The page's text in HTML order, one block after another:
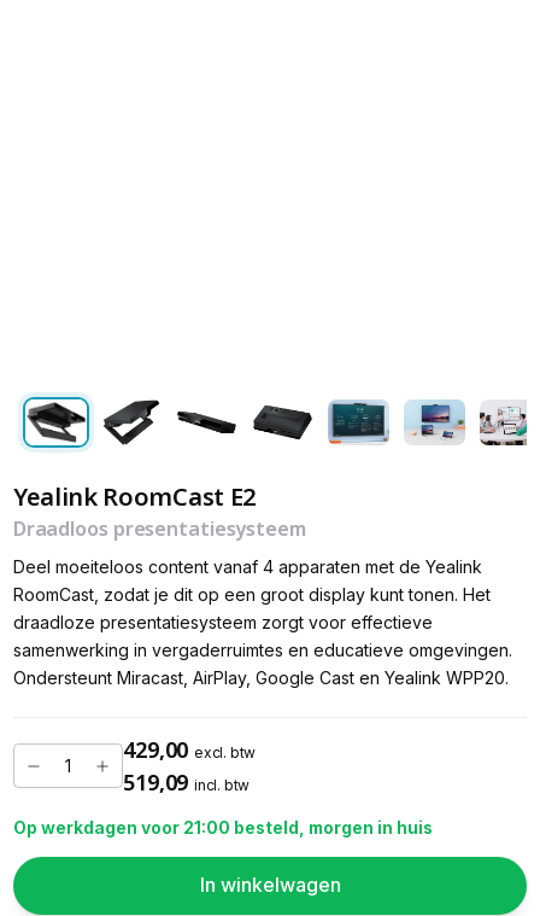
Yealink RoomCast E2
Draadloos presentatiesysteem
Deel moeiteloos content vanaf 4 apparaten met de Yealink
RoomCast, zodat je dit op een groot display kunt tonen. Het
draadloze presentatiesysteem zorgt voor effectieve
samenwerking in vergaderruimtes en educatieve omgevingen.
Ondersteunt Miracast, AirPlay, Google Cast en Yealink WPP20.
429,00 excl. btw
519,09 incl. btw
Op werkdagen voor 21:00 besteld, morgen in huis
In winkelwagen